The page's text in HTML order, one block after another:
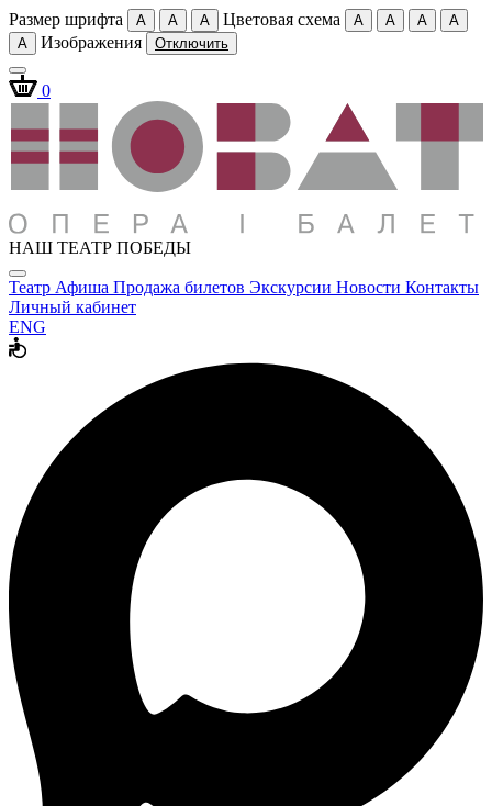
Размер шрифта A A A Цветовая схема A A A
A
A
Изображения Отключить
0
НАШ ТЕАТР ПОБЕДЫ
Театр Афиша Продажа билетов Экскурсии Новости Контакты
Личный кабинет
ENG